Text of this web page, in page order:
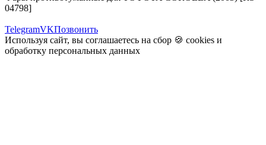
04798]
TelegramVKПозвонить
Используя сайт, вы соглашаетесь на сбор 🍪 cookies и
обработку персональных данных